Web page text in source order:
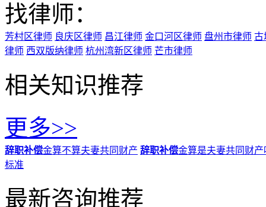
找律师：
芳村区律师 良庆区律师 昌江律师 金口河区律师 盘州市律师 古
律师 西双版纳律师 杭州湾新区律师 芒市律师
相关知识推荐
更多>>
辞职补偿金算不算夫妻共同财产 辞职补偿金算是夫妻共同财产
标准
最新咨询推荐